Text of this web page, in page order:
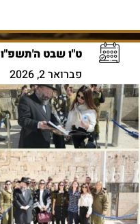
ט"ו שבט ה'תשפ"ו
פברואר 2, 2026